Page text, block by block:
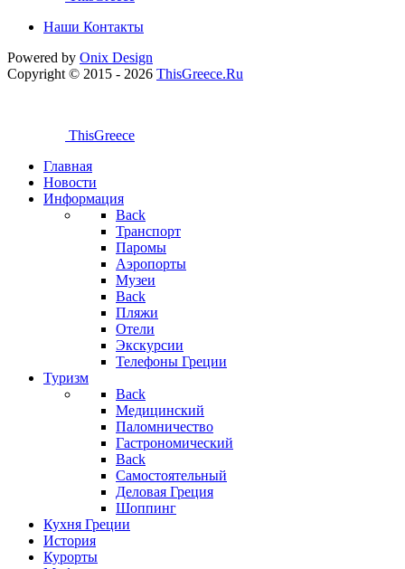
Наши Контакты
Powered by Onix Design
Copyright © 2015 - 2026 ThisGreece.Ru
ThisGreece
Главная
Новости
Информация
Back
Транспорт
Паромы
Аэропорты
Музеи
Back
Пляжи
Отели
Экскурсии
Телефоны Греции
Туризм
Back
Медицинский
Паломничество
Гастрономический
Back
Самостоятельный
Деловая Греция
Шоппинг
Кухня Греции
История
Курорты